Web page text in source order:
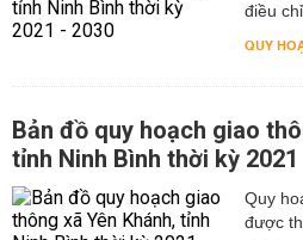
điều
QUY
Bản đồ quy hoạch giao
tỉnh Ninh Bình thời kỳ
Quy
được